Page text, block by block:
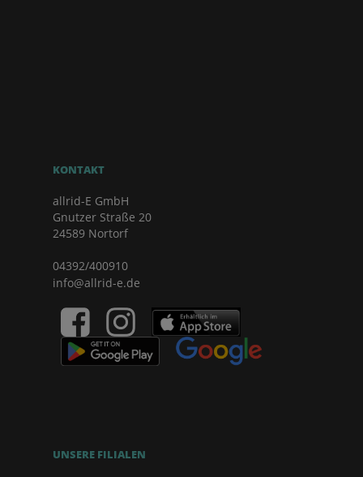
KONTAKT
allrid-E GmbH
Gnutzer Straße 20
24589 Nortorf
04392/400910
info@allrid-e.de
UNSERE FILIALEN